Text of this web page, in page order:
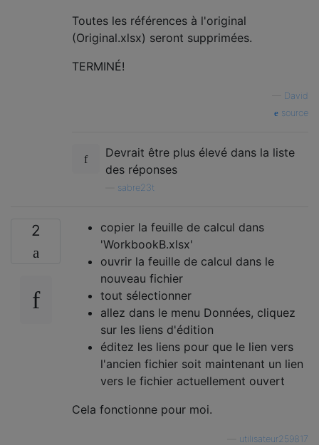
Toutes les références à l'original
(Original.xlsx) seront supprimées.
TERMINÉ!
David
source
Devrait être plus élevé dans la liste
des réponses
sabre23t
2
copier la feuille de calcul dans
'WorkbookB.xlsx'
ouvrir la feuille de calcul dans le
nouveau fichier
tout sélectionner
allez dans le menu Données, cliquez
sur les liens d'édition
éditez les liens pour que le lien vers
l'ancien fichier soit maintenant un lien
vers le fichier actuellement ouvert
Cela fonctionne pour moi.
utilisateur259817